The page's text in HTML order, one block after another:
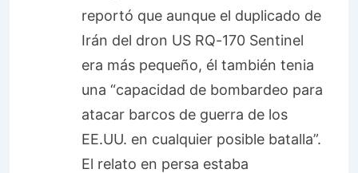
reportó que aunque el duplicado de
Irán del dron US RQ-170 Sentinel
era más pequeño, él también tenia
una “capacidad de bombardeo para
atacar barcos de guerra de los
EE.UU. en cualquier posible batalla”.
El relato en persa estaba